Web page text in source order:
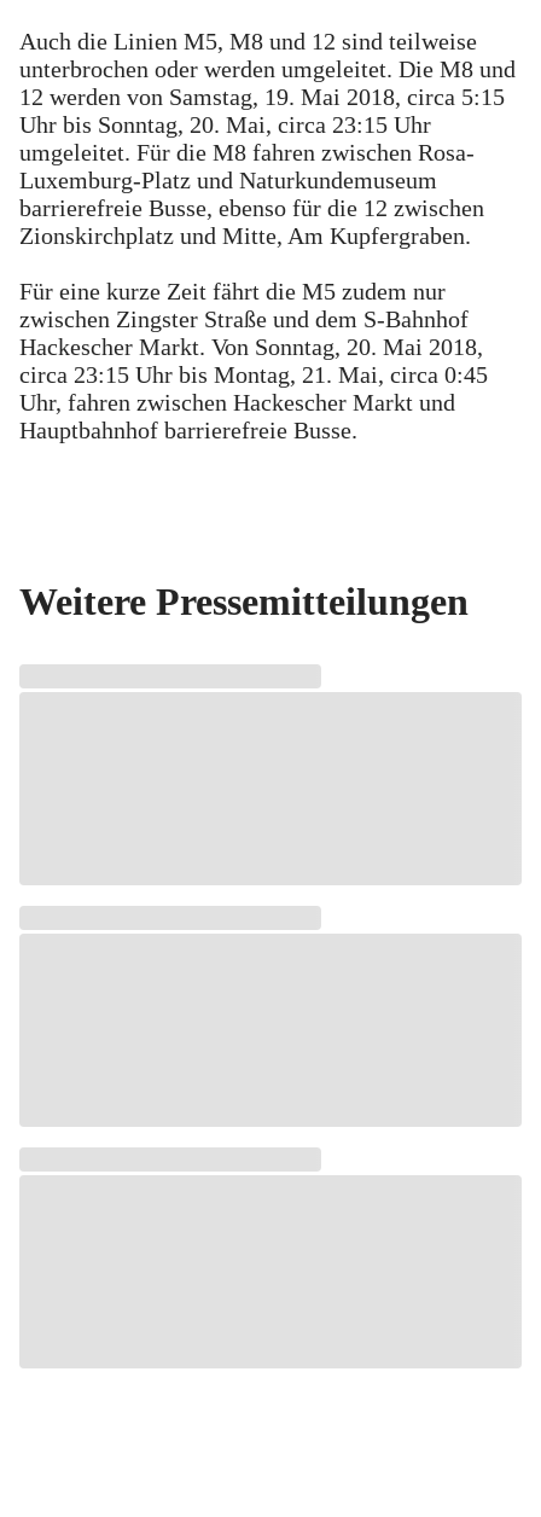
Auch die Linien M5, M8 und 12 sind teilweise
unterbrochen oder werden umgeleitet. Die M8 und
12 werden von Samstag, 19. Mai 2018, circa 5:15
Uhr bis Sonntag, 20. Mai, circa 23:15 Uhr
umgeleitet. Für die M8 fahren zwischen Rosa-
Luxemburg-Platz und Naturkundemuseum
barrierefreie Busse, ebenso für die 12 zwischen
Zionskirchplatz und Mitte, Am Kupfergraben.
Für eine kurze Zeit fährt die M5 zudem nur
zwischen Zingster Straße und dem S-Bahnhof
Hackescher Markt. Von Sonntag, 20. Mai 2018,
circa 23:15 Uhr bis Montag, 21. Mai, circa 0:45
Uhr, fahren zwischen Hackescher Markt und
Hauptbahnhof barrierefreie Busse.
Weitere Pressemitteilungen